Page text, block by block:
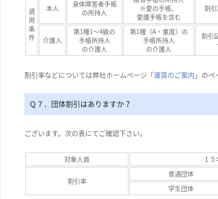
適
用
条
件
本人
身体障害者手帳
の所持人
※愛の手帳、
愛護手帳を含む
割
介護人
第1種1～4級の
手帳所持人
の介護人
第1種（A・重度）の
手帳所持人
の介護人
割引
割引率などについては弊社ホームページ「運賃のご案内 」の
Ｑ７．団体割引はありますか？
ございます。次の表にてご確認下さい。
対象人員 １
割引率
普通団体
学生団体